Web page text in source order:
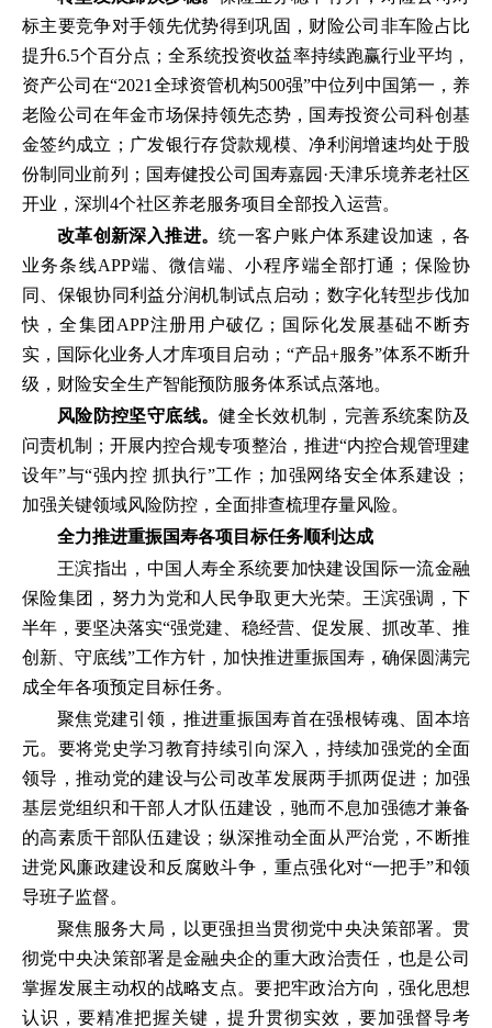
标主要竞争对手领先优势得到巩固，财险公司非车险占比
提升6.5个百分点；全系统投资收益率持续跑赢行业平均，
资产公司在“2021全球资管机构500强”中位列中国第一，养
老险公司在年金市场保持领先态势，国寿投资公司科创基
金签约成立；广发银行存贷款规模、净利润增速均处于股
份制同业前列；国寿健投公司国寿嘉园·天津乐境养老社区
开业，深圳4个社区养老服务项目全部投入运营。
改革创新深入推进。统一客户账户体系建设加速，各
业务条线APP端、微信端、小程序端全部打通；保险协
同、保银协同利益分润机制试点启动；数字化转型步伐加
快，全集团APP注册用户破亿；国际化发展基础不断夯
实，国际化业务人才库项目启动；“产品+服务”体系不断升
级，财险安全生产智能预防服务体系试点落地。
风险防控坚守底线。健全长效机制，完善系统案防及
问责机制；开展内控合规专项整治，推进“内控合规管理建
设年”与“强内控 抓执行”工作；加强网络安全体系建设；
加强关键领域风险防控，全面排查梳理存量风险。
全力推进重振国寿各项目标任务顺利达成
王滨指出，中国人寿全系统要加快建设国际一流金融
保险集团，努力为党和人民争取更大光荣。王滨强调，下
半年，要坚决落实“强党建、稳经营、促发展、抓改革、推
创新、守底线”工作方针，加快推进重振国寿，确保圆满完
成全年各项预定目标任务。
聚焦党建引领，推进重振国寿首在强根铸魂、固本培
元。要将党史学习教育持续引向深入，持续加强党的全面
领导，推动党的建设与公司改革发展两手抓两促进；加强
基层党组织和干部人才队伍建设，驰而不息加强德才兼备
的高素质干部队伍建设；纵深推动全面从严治党，不断推
进党风廉政建设和反腐败斗争，重点强化对“一把手”和领
导班子监督。
聚焦服务大局，以更强担当贯彻党中央决策部署。贯
彻党中央决策部署是金融央企的重大政治责任，也是公司
掌握发展主动权的战略支点。要把牢政治方向，强化思想
认识，要精准把握关键，提升贯彻实效，要加强督导考